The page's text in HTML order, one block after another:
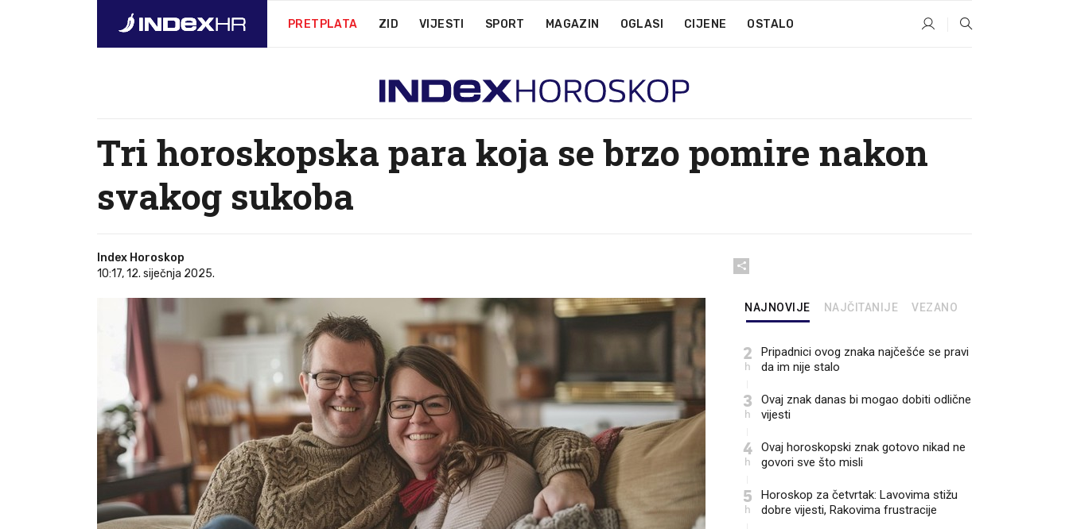
PRETPLATA ZID VIJESTI SPORT MAGAZIN OGLASI CIJENE OSTALO
Tri horoskopska para koja se brzo pomire nakon
svakog sukoba
Index Horoskop
10:17, 12. siječnja 2025.
NAJNOVIJE NAJČITANIJE VEZANO
2
h
Pripadnici ovog znaka najčešće se pravi
da im nije stalo
3
h
Ovaj znak danas bi mogao dobiti odlične
vijesti
4
h
Ovaj horoskopski znak gotovo nikad ne
govori sve što misli
5
h
Horoskop za četvrtak: Lavovima stižu
dobre vijesti, Rakovima frustracije